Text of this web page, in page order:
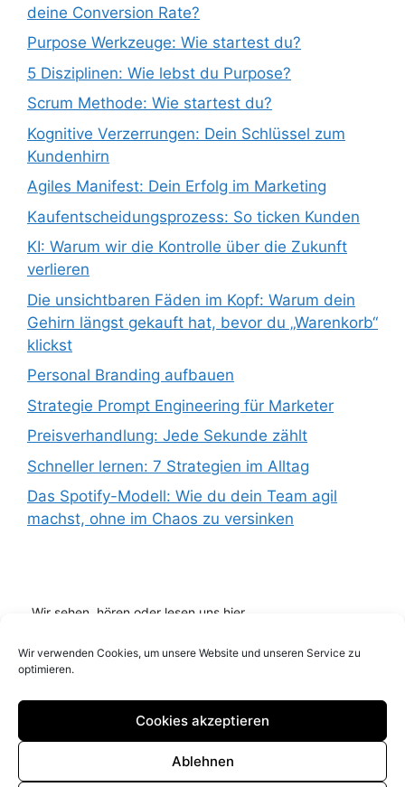
Wir verwenden Cookies, um unsere Website und unseren Service zu
optimieren.
Cookies akzeptieren
Ablehnen
deine Conversion Rate?
Purpose Werkzeuge: Wie startest du?
5 Disziplinen: Wie lebst du Purpose?
Scrum Methode: Wie startest du?
Kognitive Verzerrungen: Dein Schlüssel zum
Kundenhirn
Agiles Manifest: Dein Erfolg im Marketing
Kaufentscheidungsprozess: So ticken Kunden
KI: Warum wir die Kontrolle über die Zukunft
verlieren
Die unsichtbaren Fäden im Kopf: Warum dein
Gehirn längst gekauft hat, bevor du „Warenkorb“
klickst
Personal Branding aufbauen
Strategie Prompt Engineering für Marketer
Preisverhandlung: Jede Sekunde zählt
Schneller lernen: 7 Strategien im Alltag
Das Spotify-Modell: Wie du dein Team agil
machst, ohne im Chaos zu versinken
Wir sehen, hören oder lesen uns hier...